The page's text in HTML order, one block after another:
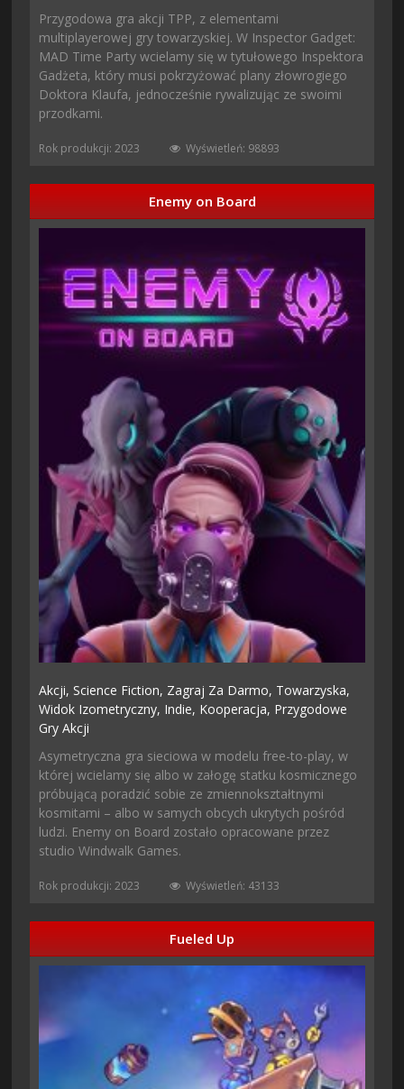
Przygodowa gra akcji TPP, z elementami
multiplayerowej gry towarzyskiej. W Inspector Gadget:
MAD Time Party wcielamy się w tytułowego Inspektora
Gadżeta, który musi pokrzyżować plany złowrogiego
Doktora Klaufa, jednocześnie rywalizując ze swoimi
przodkami.
Rok produkcji: 2023 Wyświetleń: 98893
Enemy on Board
Akcji,Science Fiction, Zagraj Za Darmo, Towarzyska,
Widok Izometryczny, Indie, Kooperacja, Przygodowe
Gry Akcji
Asymetryczna gra sieciowa w modelu free-to-play, w
której wcielamy się albo w załogę statku kosmicznego
próbującą poradzić sobie ze zmiennokształtnymi
kosmitami – albo w samych obcych ukrytych pośród
ludzi. Enemy on Board zostało opracowane przez
studio Windwalk Games.
Rok produkcji: 2023 Wyświetleń: 43133
Fueled Up